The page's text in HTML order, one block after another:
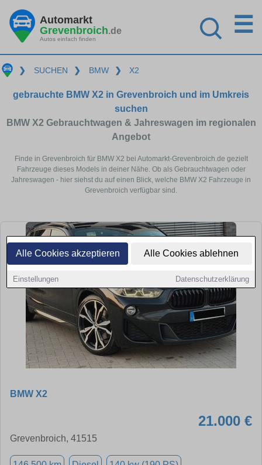
Alle Cookies akzeptieren Alle Cookies ablehnen
Einstellungen Datenschutzerklärung
Automarkt
Grevenbroich.de
Autos einfach finden
☰
❯ SUCHEN ❯ BMW ❯ X2
gebrauchte BMW X2 in Grevenbroich und im Umkreis
suchen
BMW X2 Gebrauchtwagen & Jahreswagen im regionalen
Angebot
Finde in Grevenbroich für BMW X2 bei Automarkt-Grevenbroich.de gezielt
Fahrzeuge dieses Models in deiner Nähe. Ob als Gebrauchtwagen oder
Jahreswagen - hier siehst du auf einen Blick, welche BMW X2 Fahrzeuge in
Grevenbroich verfügbar sind.
BMW X2
21.000 €
Grevenbroich, 41515